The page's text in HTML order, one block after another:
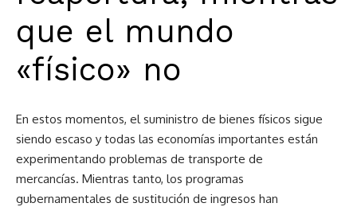
que el mundo
«físico» no
En estos momentos, el suministro de bienes físicos sigue
siendo escaso y todas las economías importantes están
experimentando problemas de transporte de
mercancías. Mientras tanto, los programas
gubernamentales de sustitución de ingresos han